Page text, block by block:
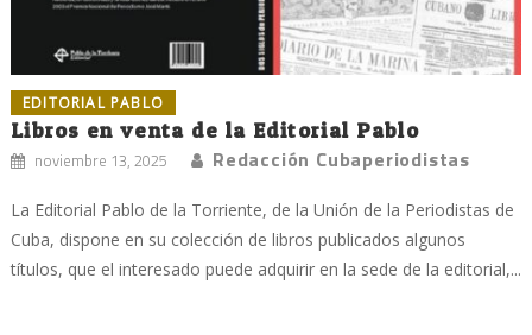
EDITORIAL PABLO
Libros en venta de la Editorial Pablo
noviembre 13, 2025 Redacción Cubaperiodistas
La Editorial Pablo de la Torriente, de la Unión de la Periodistas de
Cuba, dispone en su colección de libros publicados algunos
títulos, que el interesado puede adquirir en la sede de la editorial,...